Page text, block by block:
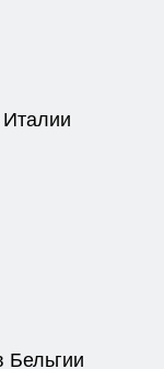
Бельгии